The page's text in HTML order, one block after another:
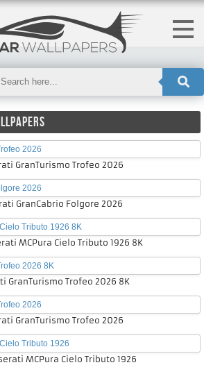
GranTurismo Trofeo 2026
GranCabrio Folgore 2026
MCPura Cielo Tributo 1926 8K
GranTurismo Trofeo 2026 8K
GranTurismo Trofeo 2026
MCPura Cielo Tributo 1926